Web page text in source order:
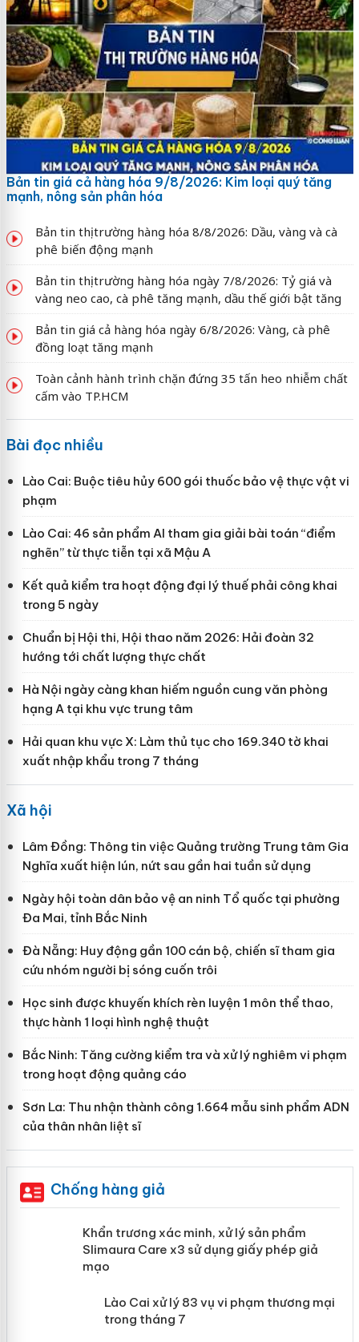
Bản tin giá cả hàng hóa 9/8/2026: Kim loại quý tăng
mạnh, nông sản phân hóa
Bản tin thị trường hàng hóa 8/8/2026: Dầu, vàng và cà
phê biến động mạnh
Bản tin thị trường hàng hóa ngày 7/8/2026: Tỷ giá và
vàng neo cao, cà phê tăng mạnh, dầu thế giới bật tăng
Bản tin giá cả hàng hóa ngày 6/8/2026: Vàng, cà phê
đồng loạt tăng mạnh
Toàn cảnh hành trình chặn đứng 35 tấn heo nhiễm chất
cấm vào TP.HCM
Bài đọc nhiều
Lào Cai: Buộc tiêu hủy 600 gói thuốc bảo vệ thực vật vi
phạm
Lào Cai: 46 sản phẩm AI tham gia giải bài toán “điểm
nghẽn” từ thực tiễn tại xã Mậu A
Kết quả kiểm tra hoạt động đại lý thuế phải công khai
trong 5 ngày
Chuẩn bị Hội thi, Hội thao năm 2026: Hải đoàn 32
hướng tới chất lượng thực chất
Hà Nội ngày càng khan hiếm nguồn cung văn phòng
hạng A tại khu vực trung tâm
Hải quan khu vực X: Làm thủ tục cho 169.340 tờ khai
xuất nhập khẩu trong 7 tháng
Xã hội
Lâm Đồng: Thông tin việc Quảng trường Trung tâm Gia
Nghĩa xuất hiện lún, nứt sau gần hai tuần sử dụng
Ngày hội toàn dân bảo vệ an ninh Tổ quốc tại phường
Đa Mai, tỉnh Bắc Ninh
Đà Nẵng: Huy động gần 100 cán bộ, chiến sĩ tham gia
cứu nhóm người bị sóng cuốn trôi
Học sinh được khuyến khích rèn luyện 1 môn thể thao,
thực hành 1 loại hình nghệ thuật
Bắc Ninh: Tăng cường kiểm tra và xử lý nghiêm vi phạm
trong hoạt động quảng cáo
Sơn La: Thu nhận thành công 1.664 mẫu sinh phẩm ADN
của thân nhân liệt sĩ
Chống hàng giả
Khẩn trương xác minh, xử lý sản phẩm
Slimaura Care x3 sử dụng giấy phép giả
mạo
Lào Cai xử lý 83 vụ vi phạm thương
mại trong tháng 7